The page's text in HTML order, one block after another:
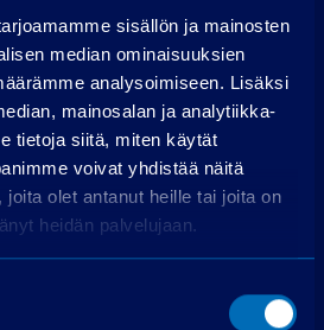
sisällön ja mainosten
median ominaisuuksien
analysoimiseen. Lisäksi
mainosalan ja analytiikka-
tietoja siitä, miten käytät
voivat yhdistää näitä
joita olet antanut heille tai joita on
heidän palvelujaan.
0,00 €
399,00 €
14 499,00 €
19,00 €/kk
3,99 %
72 kpl á 226,77 €